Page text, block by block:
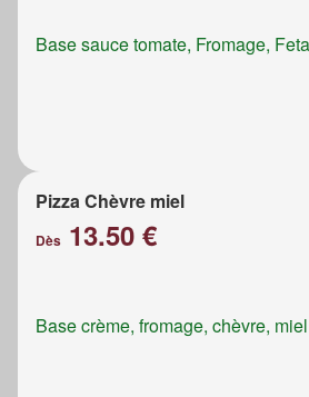
Base sauce tomate, Fromage,
Pizza Chèvre miel
Dès 13.50 €
Base crème, fromage, chèvre, miel